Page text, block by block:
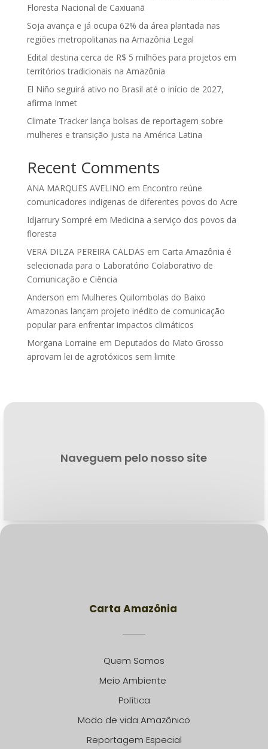
Floresta Nacional de Caxiuanã
Soja avança e já ocupa 62% da área plantada nas
regiões metropolitanas na Amazônia Legal
Edital destina cerca de R$ 5 milhões para projetos em
territórios tradicionais na Amazônia
El Niño seguirá ativo no Brasil até o início de 2027,
afirma Inmet
Climate Tracker lança bolsas de reportagem sobre
mulheres e transição justa na América Latina
Recent Comments
ANA MARQUES AVELINO em Encontro reúne
comunicadores indigenas de diferentes povos do Acre
Idjarrury Sompré em Medicina a serviço dos povos da
floresta
VERA DILZA PEREIRA CALDAS em Carta Amazônia é
selecionada para o Laboratório Colaborativo de
Comunicação e Ciência
Anderson em Mulheres Quilombolas do Baixo
Amazonas lançam projeto inédito de comunicação
popular para enfrentar impactos climáticos
Morgana Lorraine em Deputados do Mato Grosso
aprovam lei de agrotóxicos sem limite
Naveguem pelo nosso site
Carta Amazônia
Quem Somos
Meio Ambiente
Política
Modo de vida Amazônico
Reportagem Especial